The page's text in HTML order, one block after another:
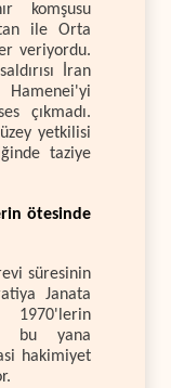
komşusu
ile Orta
veriyordu.
İran
çıkmadı.
yetkilisi
taziye
ötesinde
süresinin
Janata
1970'lerin
bu yana
hakimiyet